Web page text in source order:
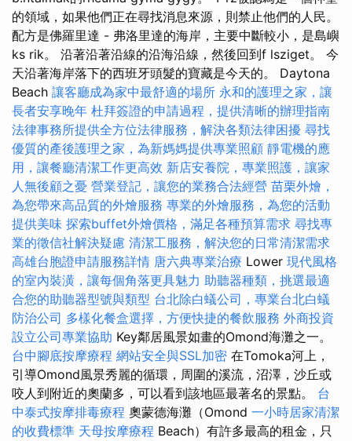
的領域，如果他們正在尋找消息來源，則禁止他們的人民。
配方是佛羅里達 - 弗洛里達的海岸，主要中斷較小，是島嶼
ks rik。 沿著沿著沿線的沿海沿線，然後回到f lsziget。 今
天沿著海岸落下的西班牙頭髮的寶藏是今天的。 Daytona
Beach 讓客廳成為家中最舒適的場所 永和的護理之家，讓
長者安享晚年 杜拜簽證的申請過程，提供清晰的辦理指南
法律事務所提供全方位法律服務，解決各類法律困擾 尋找
優質的產後護理之家，為新媽媽提供專業照顧 靜電機的應
用，讓餐廳清潔工作更高效 新店安養院，專業照護，讓家
人無後顧之憂 營業登記，讓您的業務合法經營 苗栗外燴，
為您帶來高品質的外燴服務 專業的外燴服務，為您的活動
提供美味 探索buffet外燴價格，滿足各種預算需求 尋找專
業的徵信社解決疑慮 清潔工服務，解決您的日常清潔需求
高雄台胞證申請服務詳情 唐六典專業治療 Lower 現代風格
的室內裝潢，讓每個角落更具魅力 助聽器種類，挑選最適
合您的助聽器型號與類型 台北除白蟻公司，專業台北白蟻
防治公司 多樣化餐盒選擇，方便快捷的餐飲服務 外商投資
設立公司專業協助 Key鄰居風景如畫的Omond海灘之一。
台中腳底按摩療程 網站安全與SSL加密 在Tomoka河上，
引導Omond風景秀麗的循環，周圍的溪流，沼澤，沙丘或
咬人到附近的奧蘭多，可以看到該地區最著名的景點。 台
中泰式按摩排毒療程 奧蒙德海灘（Omond 一小時居家清潔
的收費標準 天母按摩療程 Beach）有許多最高的租金，只